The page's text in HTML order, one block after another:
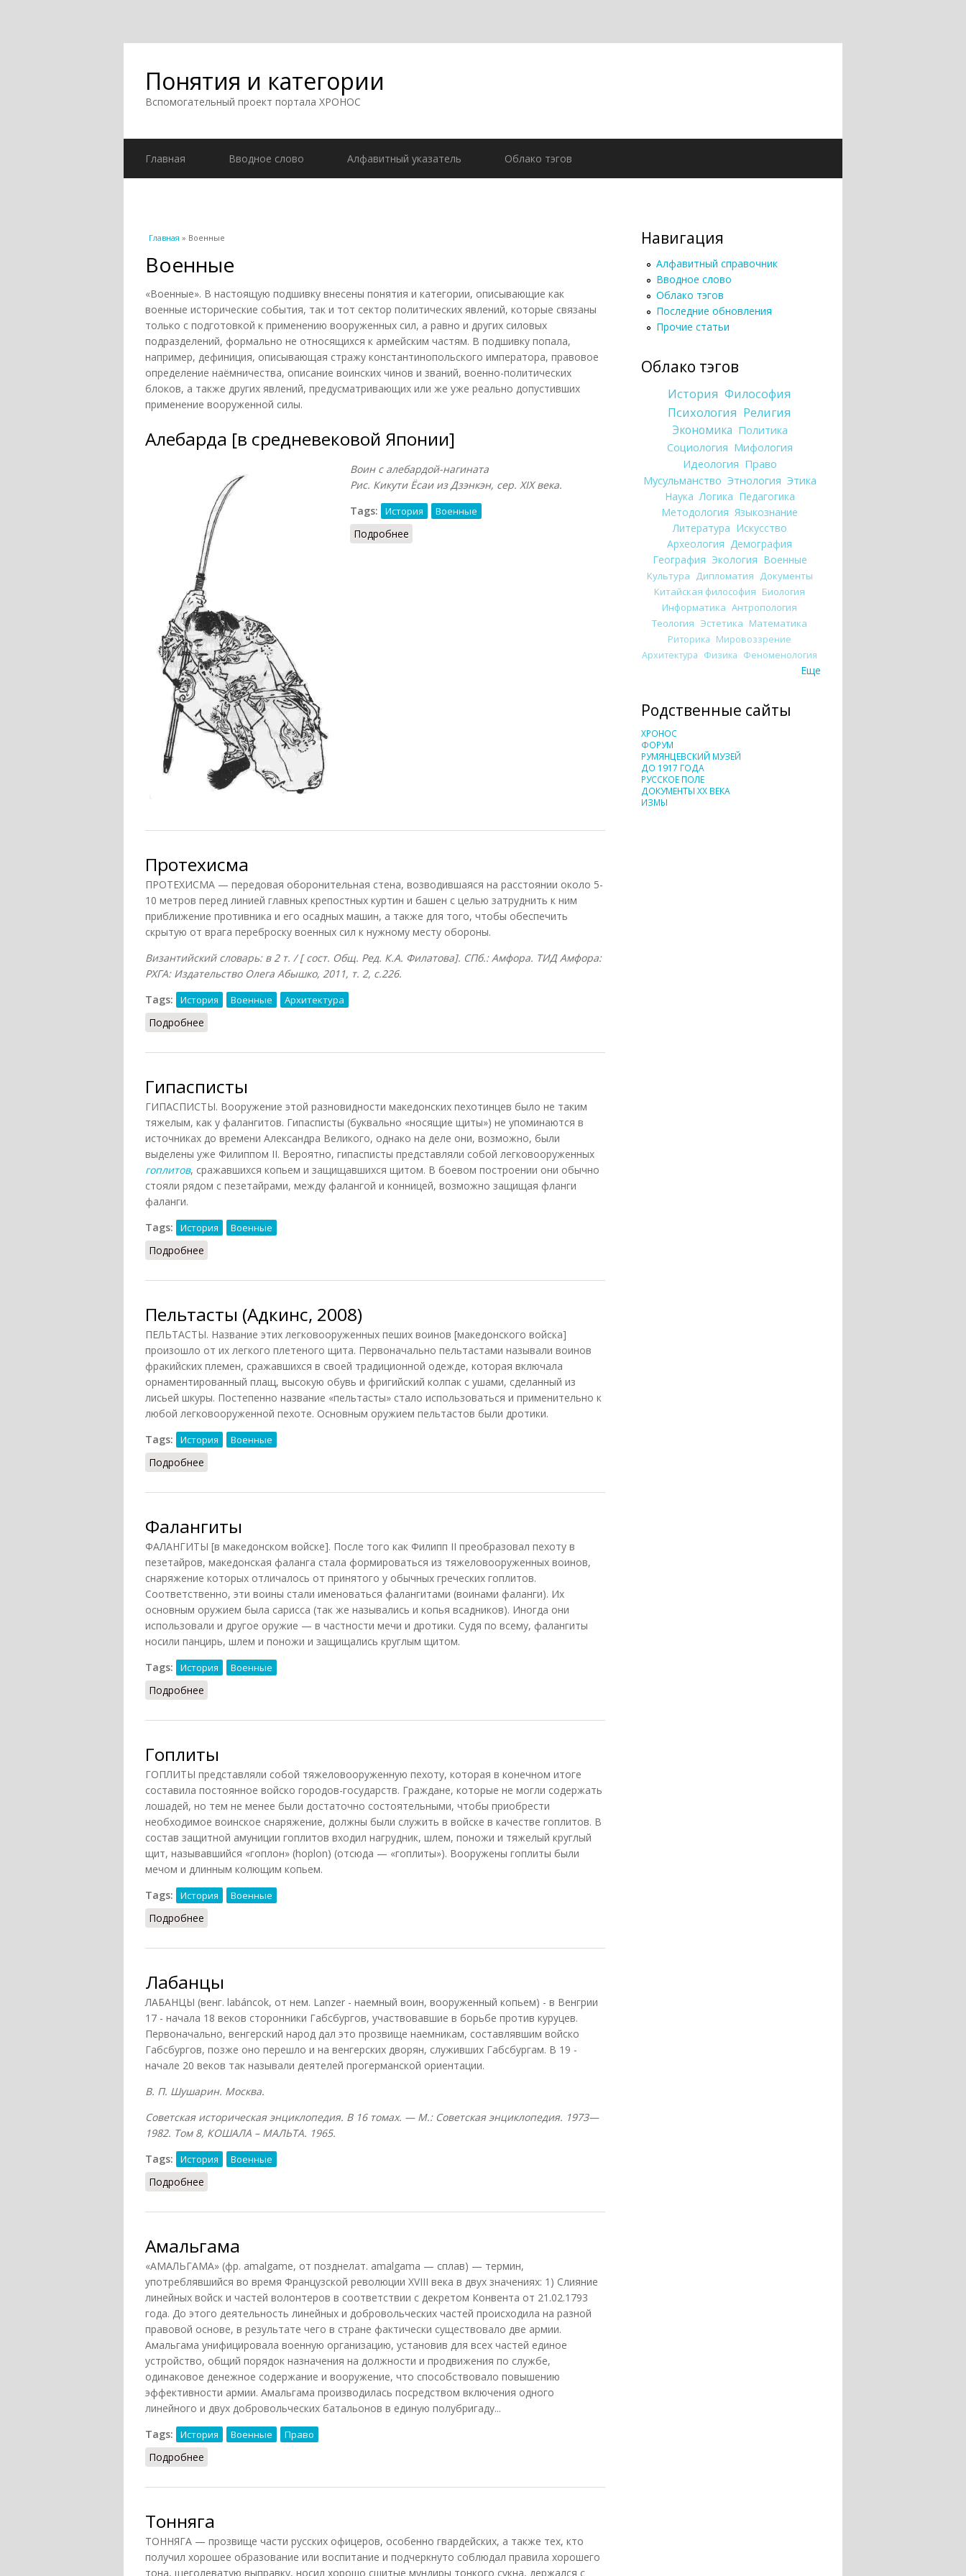
Понятия и категории
Вспомогательный проект портала ХРОНОС
Главная Вводное слово Алфавитный указатель Облако тэгов
Вы здесь
Главная » Военные
Военные
«Военные». В настоящую подшивку внесены понятия и категории, описывающие как
военные исторические события, так и тот сектор политических явлений, которые связаны
только с подготовкой к применению вооруженных сил, а равно и других силовых
подразделений, формально не относящихся к армейским частям. В подшивку попала,
например, дефиниция, описывающая стражу константинопольского императора, правовое
определение наёмничества, описание воинских чинов и званий, военно-политических
блоков, а также других явлений, предусматривающих или же уже реально допустивших
применение вооруженной силы.
Алебарда [в средневековой Японии]
Воин с алебардой-нагината
Рис. Кикути Ёсаи из Дзэнкэн, сер. XIX века.
Tags:
История Военные
Подробнее
Протехисма
ПРОТЕХИСМА — передовая оборонительная стена, возводившаяся на расстоянии около 5-
10 метров перед линией главных крепостных куртин и башен с целью затруднить к ним
приближение противника и его осадных машин, а также для того, чтобы обеспечить
скрытую от врага переброску военных сил к нужному месту обороны.
Византийский словарь: в 2 т. / [ сост. Общ. Ред. К.А. Филатова]. СПб.: Амфора. ТИД Амфора:
РХГА: Издательство Олега Абышко, 2011, т. 2, с.226.
Tags:
История Военные Архитектура
Подробнее
Гипасписты
ГИПАСПИСТЫ. Вооружение этой разновидности македонских пехотинцев было не таким
тяжелым, как у фалангитов. Гипасписты (буквально «носящие щиты») не упоминаются в
источниках до времени Александра Великого, однако на деле они, возможно, были
выделены уже Филиппом II. Вероятно, гипасписты представляли собой легковооруженных
гоплитов, сражавшихся копьем и защищавшихся щитом. В боевом построении они обычно
стояли рядом с пезетайрами, между фалангой и конницей, возможно защищая фланги
фаланги.
Tags:
История Военные
Подробнее
Пельтасты (Адкинс, 2008)
ПЕЛЬТАСТЫ. Название этих легковооруженных пеших воинов [македонского войска]
произошло от их легкого плетеного щита. Первоначально пельтастами называли воинов
фракийских племен, сражавшихся в своей традиционной одежде, которая включала
орнаментированный плащ, высокую обувь и фригийский колпак с ушами, сделанный из
лисьей шкуры. Постепенно название «пельтасты» стало использоваться и применительно к
любой легковооруженной пехоте. Основным оружием пельтастов были дротики.
Tags:
История Военные
Подробнее
Фалангиты
ФАЛАНГИТЫ [в македонском войске]. После того как Филипп II преобразовал пехоту в
пезетайров, македонская фаланга стала формироваться из тяжеловооруженных воинов,
снаряжение которых отличалось от принятого у обычных греческих гоплитов.
Соответственно, эти воины стали именоваться фалангитами (воинами фаланги). Их
основным оружием была сарисса (так же назывались и копья всадников). Иногда они
использовали и другое оружие — в частности мечи и дротики. Судя по всему, фалангиты
носили панцирь, шлем и поножи и защищались круглым щитом.
Tags:
История Военные
Подробнее
Гоплиты
ГОПЛИТЫ представляли собой тяжеловооруженную пехоту, которая в конечном итоге
составила постоянное войско городов-государств. Граждане, которые не могли содержать
лошадей, но тем не менее были достаточно состоятельными, чтобы приобрести
необходимое воинское снаряжение, должны были служить в войске в качестве гоплитов. В
состав защитной амуниции гоплитов входил нагрудник, шлем, поножи и тяжелый круглый
щит, называвшийся «гоплон» (hoplon) (отсюда — «гоплиты»). Вооружены гоплиты были
мечом и длинным колющим копьем.
Tags:
История Военные
Подробнее
Лабанцы
ЛАБАНЦЫ (венг. labáncok, от нем. Lanzer - наемный воин, вооруженный копьем) - в Венгрии
17 - начала 18 веков сторонники Габсбургов, участвовавшие в борьбе против куруцев.
Первоначально, венгерский народ дал это прозвище наемникам, составлявшим войско
Габсбургов, позже оно перешло и на венгерских дворян, служивших Габсбургам. В 19 -
начале 20 веков так называли деятелей прогерманской ориентации.
В. П. Шушарин. Москва.
Советская историческая энциклопедия. В 16 томах. — М.: Советская энциклопедия. 1973—
1982. Том 8, КОШАЛА – МАЛЬТА. 1965.
Tags:
История Военные
Подробнее
Амальгама
«АМАЛЬГАМА» (фр. amalgame, от позднелат. amalgama — сплав) — термин,
употреблявшийся во время Французской революции XVIII века в двух значениях: 1) Слияние
линейных войск и частей волонтеров в соответствии с декретом Конвента от 21.02.1793
года. До этого деятельность линейных и добровольческих частей происходила на разной
правовой основе, в результате чего в стране фактически существовало две армии.
Амальгама унифицировала военную организацию, установив для всех частей единое
устройство, общий порядок назначения на должности и продвижения по службе,
одинаковое денежное содержание и вооружение, что способствовало повышению
эффективности армии. Амальгама производилась посредством включения одного
линейного и двух добровольческих батальонов в единую полубригаду...
Tags:
История Военные Право
Подробнее
Тонняга
ТОННЯГА — прозвище части русских офицеров, особенно гвардейских, а также тех, кто
получил хорошее образование или воспитание и подчеркнуто соблюдал правила хорошего
тона, щеголеватую выправку, носил хорошо сшитые мундиры тонкого сукна, держался с
Навигация
Алфавитный справочник
Вводное слово
Облако тэгов
Последние обновления
Прочие статьи
Облако тэгов
История Философия
Психология Религия
Экономика Политика
Социология Мифология
Идеология Право
Мусульманство Этнология Этика
Наука Логика Педагогика
Методология Языкознание
Литература Искусство
Археология Демография
География Экология Военные
Культура Дипломатия Документы
Китайская философия Биология
Информатика Антропология
Теология Эстетика Математика
Риторика Мировоззрение
Архитектура Физика Феноменология
Еще
Родственные сайты
ХРОНОС
ФОРУМ
РУМЯНЦЕВСКИЙ МУЗЕЙ
ДО 1917 ГОДА
РУССКОЕ ПОЛЕ
ДОКУМЕНТЫ XX ВЕКА
ИЗМЫ